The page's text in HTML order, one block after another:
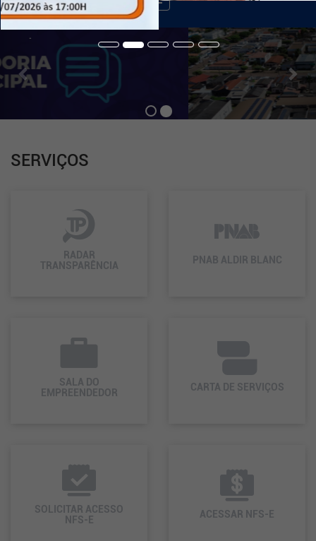
de
Navegação
.
Previous
SERVIÇOS
RADAR
TRANSPARÊNCIA
PNAB ALDIR BLANC
SALA DO
EMPREENDEDOR
CARTA DE SERVIÇOS
SOLICITAR ACESSO
NFS-E
ACESSAR NFS-E